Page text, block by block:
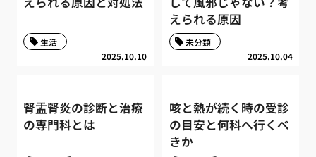
2025.10.10
生活
えられる原因
2025.10.04
未分類
腎盂腎炎の診断と治療
の専門科とは
咳と熱が続く時の受診
の目安と何科へ行くべ
きか